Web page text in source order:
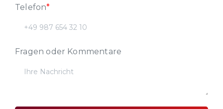
Telefon*
Fragen oder Kommentare